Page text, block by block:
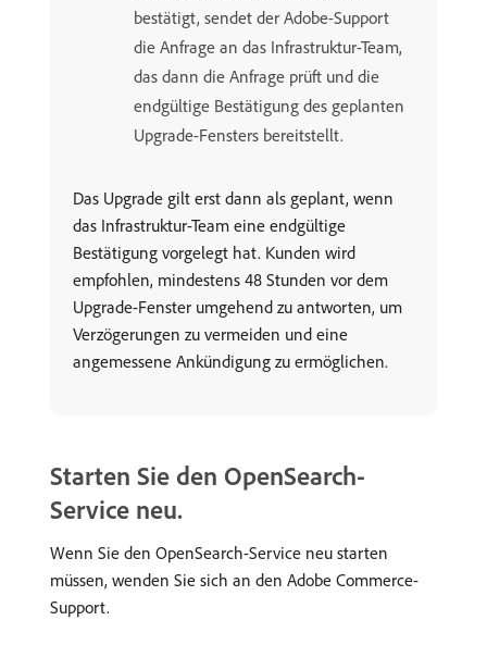
bestätigt, sendet der Adobe-Support
die Anfrage an das Infrastruktur-Team,
das dann die Anfrage prüft und die
endgültige Bestätigung des geplanten
Upgrade-Fensters bereitstellt.
Das Upgrade gilt erst dann als geplant, wenn
das Infrastruktur-Team eine endgültige
Bestätigung vorgelegt hat. Kunden wird
empfohlen, mindestens 48 Stunden vor dem
Upgrade-Fenster umgehend zu antworten, um
Verzögerungen zu vermeiden und eine
angemessene Ankündigung zu ermöglichen.
Starten Sie den OpenSearch-
Service neu.
Wenn Sie den OpenSearch-Service neu starten
müssen, wenden Sie sich an den Adobe Commerce-
Support.